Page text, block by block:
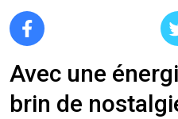
Avec une
brin de